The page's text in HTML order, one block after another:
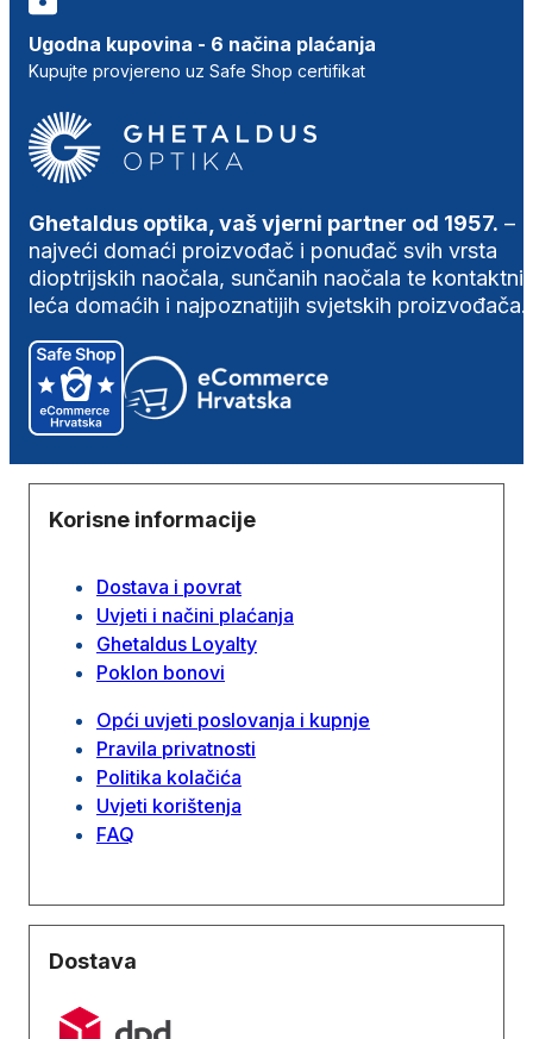
Ugodna kupovina - 6 načina plaćanja
Kupujte provjereno uz Safe Shop certifikat
Ghetaldus optika, vaš vjerni partner od 1957. –
najveći domaći proizvođač i ponuđač svih vrsta
dioptrijskih naočala, sunčanih naočala te
leća domaćih i najpoznatijih svjetskih proizvođača.
Korisne informacije
Dostava i povrat
Uvjeti i načini plaćanja
Ghetaldus Loyalty
Poklon bonovi
Opći uvjeti poslovanja i kupnje
Pravila privatnosti
Politika kolačića
Uvjeti korištenja
FAQ
Dostava